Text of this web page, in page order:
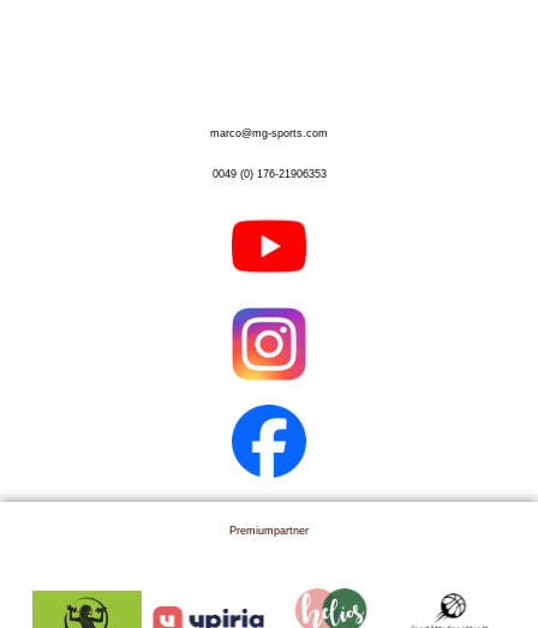
marco@mg-sports.com
0049 (0) 176-21906353
Premiumpartner